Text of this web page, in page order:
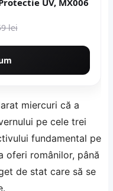
UV, MX006
lei
miercuri că a
pe cele trei
fundamental pe
oferi românilor, până
de stat care să se